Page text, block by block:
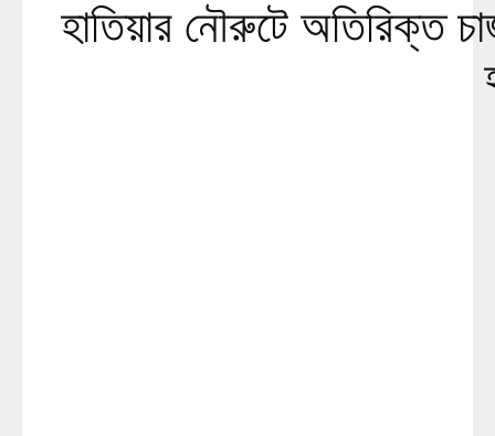
হাতিয়ার নৌরুটে অতিরিক্ত